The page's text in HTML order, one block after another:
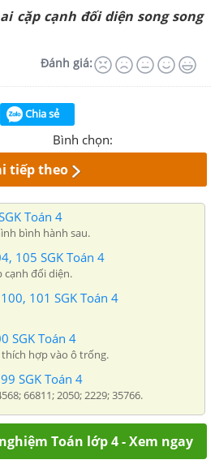
cặp cạnh đối diện song song
Đánh giá:
Chia sẻ
Bình chọn:
tiếp theo
Toán 4
bình hành sau.
105 SGK Toán 4
cạnh đối diện.
101 SGK Toán 4
SGK Toán 4
thích hợp vào ô trống.
SGK Toán 4
66811; 2050; 2229; 35766.
Toán lớp 4 - Xem ngay